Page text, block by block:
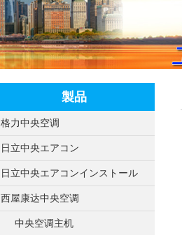
製品
格力中央空调
日立中央エアコン
日立中央エアコンインストール
西屋康达中央空调
中央空调主机